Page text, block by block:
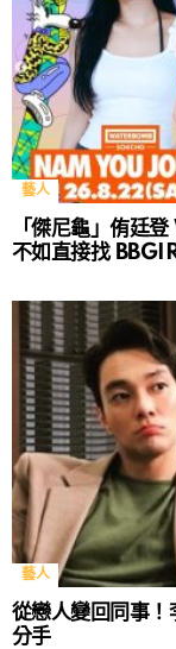
藝人
「傑尼龜」侑廷
不如直接找
藝人
從戀人變回同事
分手